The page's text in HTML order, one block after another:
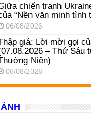
chiến tranh
“Nền văn minh tình
06/08/2026
giá: Lời mời gọi
– Thứ Sáu
Niên)
06/08/2026